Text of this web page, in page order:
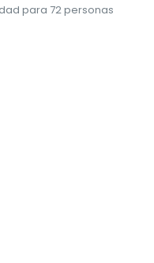
para 72 personas